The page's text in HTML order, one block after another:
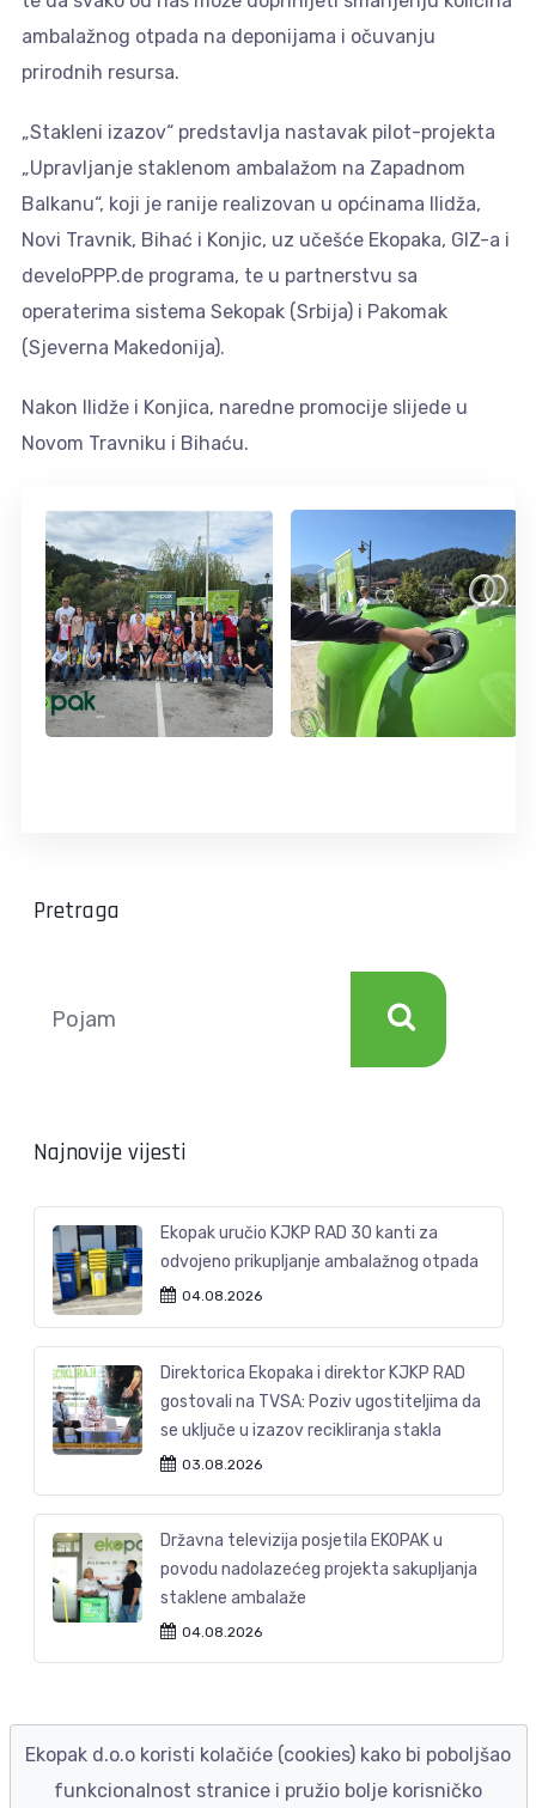
ambalažnog otpada na deponijama i očuvanju
prirodnih resursa.
„Stakleni izazov“ predstavlja nastavak pilot-projekta
„Upravljanje staklenom ambalažom na Zapadnom
Balkanu“, koji je ranije realizovan u općinama Ilidža,
Novi Travnik, Bihać i Konjic, uz učešće Ekopaka, GIZ-a i
develoPPP.de programa, te u partnerstvu sa
operaterima sistema Sekopak (Srbija) i Pakomak
(Sjeverna Makedonija).
Nakon Ilidže i Konjica, naredne promocije slijede u
Novom Travniku i Bihaću.
Pretraga
Najnovije vijesti
Ekopak uručio KJKP RAD 30 kanti za
odvojeno prikupljanje ambalažnog otpada
04.08.2026
Direktorica Ekopaka i direktor KJKP RAD
gostovali na TVSA: Poziv ugostiteljima da
se uključe u izazov recikliranja stakla
03.08.2026
Državna televizija posjetila EKOPAK u
povodu nadolazećeg projekta sakupljanja
staklene ambalaže
04.08.2026
Ekopak d.o.o koristi kolačiće (cookies) kako bi poboljšao
funkcionalnost stranice i pružio bolje korisničko